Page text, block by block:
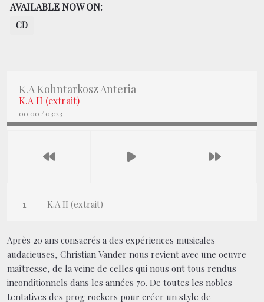
AVAILABLE NOW ON:
CD
K.A II (extrait)
K.A Kohntarkosz Anteria
K.A II (extrait)
00:00 / 03:23
Après 20 ans consacrés a des expériences musicales
audacieuses, Christian Vander nous revient avec une oeuvre
maîtresse, de la veine de celles qui nous ont tous rendus
inconditionnels dans les années 70. De toutes les nobles
tentatives des prog rockers pour créer un style de